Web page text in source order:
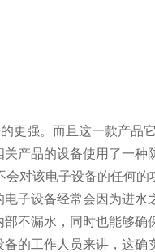
更强。而且这一款产品
产品的设备使用了一种
对该电子设备的任何
子设备经常会因为进水
不漏水，同时也能够确
的工作人员来讲，这确